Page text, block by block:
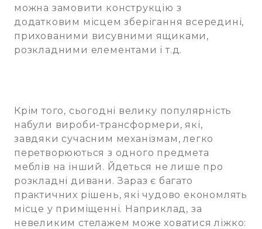
можна замовити конструкцію з
додатковим місцем зберігання всередині,
прихованими висувними ящиками,
розкладними елементами і т.д.
Крім того, сьогодні велику популярність
набули вироби-трансформери, які,
завдяки сучасним механізмам, легко
перетворюються з одного предмета
меблів на інший. Йдеться не лише про
розкладні дивани. Зараз є багато
практичних рішень, які чудово економлять
місце у приміщенні. Наприклад, за
невеликим стелажем може ховатися ліжко: